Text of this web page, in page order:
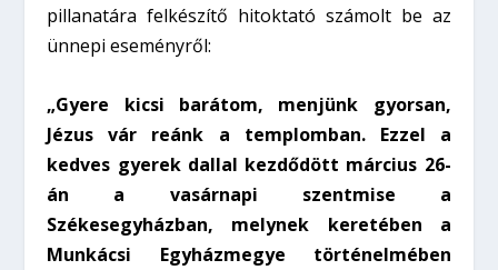
pillanatára felkészítő hitoktató számolt be az
ünnepi eseményről:
„Gyere kicsi barátom, menjünk gyorsan,
Jézus vár reánk a templomban. Ezzel a
kedves gyerek dallal kezdődött március 26-
án a vasárnapi szentmise a
Székesegyházban, melynek keretében a
Munkácsi Egyházmegye történelmében